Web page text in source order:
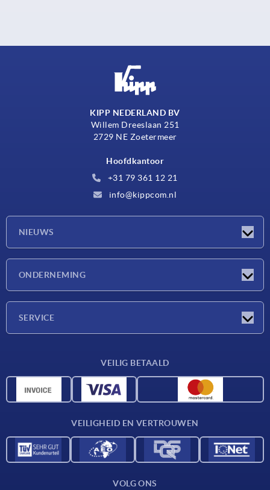
KIPP NEDERLAND BV
Willem Dreeslaan 251
2729 NE Zoetermeer
Hoofdkantoor
+31 79 361 12 21
info@kippcom.nl
NIEUWS
ONDERNEMING
SERVICE
CAD-gegevens
VEILIG BETAALD
VEILIGHEID EN VERTROUWEN
VOLG ONS